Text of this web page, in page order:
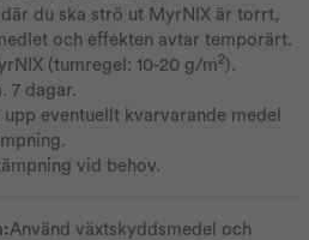
du ska strö ut MyrNIX är torrt,
och effekten avtar temporärt.
(tumregel: 10-20 g/m2).
7 dagar.
eventuellt kvarvarande medel
vid behov.
Använd växtskyddsmedel och